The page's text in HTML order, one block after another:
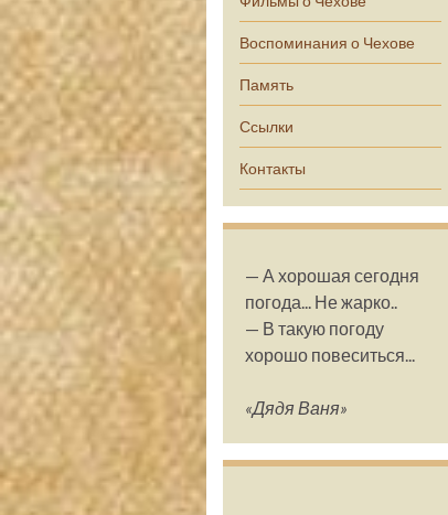
Воспоминания о Чехове
Память
Ссылки
Контакты
— А хорошая сегодня
погода... Не жарко..
— В такую погоду
хорошо повеситься...
«Дядя Ваня»